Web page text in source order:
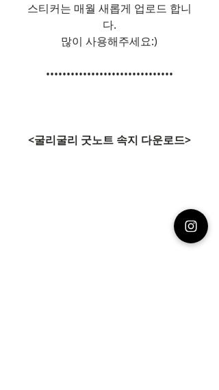
스티커는 매월 새롭게 업로드 합니
다.
많이 사용해주세요:)
•••••••••••••••••••••••••••••••
<굴리굴리 굿노트 속지 다운로드>